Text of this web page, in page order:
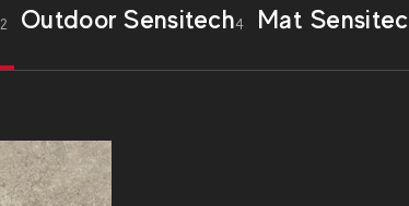
2 Outdoor Sensitech4 Mat